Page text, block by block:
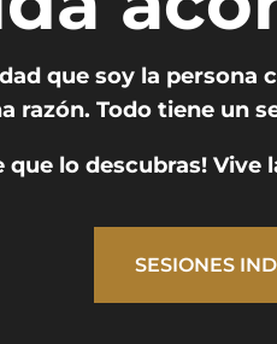
que soy la persona
razón. Todo tiene un
que lo descubras!
SESIONES